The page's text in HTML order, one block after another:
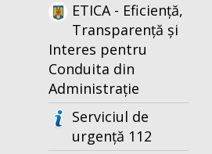
ETICA - Eficiență,
Transparență și
Interes pentru
Conduita din
Administrație
Serviciul de
urgență 112